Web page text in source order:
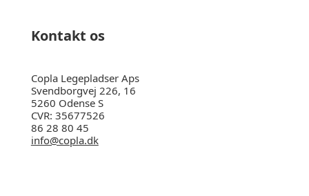
Kontakt os
Copla Legepladser Aps
Svendborgvej 226, 16
5260 Odense S
CVR: 35677526
86 28 80 45
info@copla.dk